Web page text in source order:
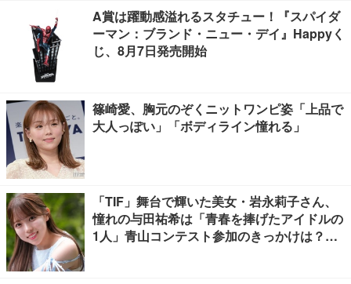
A賞は躍動感溢れるスタチュー！『スパイダ
ーマン：ブランド・ニュー・デイ』Happyく
じ、8月7日発売開始
篠崎愛、胸元のぞくニットワンピ姿「上品で
大人っぽい」「ボディライン憧れる」
「TIF」舞台で輝いた美女・岩永莉子さん、
憧れの与田祐希は「青春を捧げたアイドルの
1人」青山コンテスト参加のきっかけは？